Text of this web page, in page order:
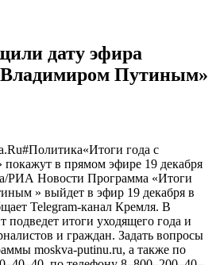
дату эфира
Владимиром Путиным»
года с
в прямом эфире 19 декабря
РИА Новости Программа «Итоги
» выйдет в эфир 19 декабря в
Telegram-канал Кремля. В
подведет итоги уходящего года и
и граждан. Задать вопросы
moskva-putinu.ru, а также по